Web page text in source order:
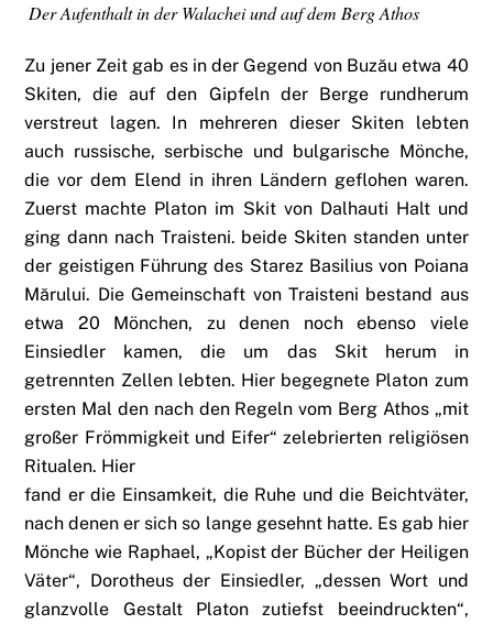
Der Aufenthalt in der Walachei und auf dem Berg Athos
Zu jener Zeit gab es in der Gegend von Buzău etwa 40
Skiten, die auf den Gipfeln der Berge rundherum
verstreut lagen. In mehreren dieser Skiten lebten
auch russische, serbische und bulgarische Mönche,
die vor dem Elend in ihren Ländern geflohen waren.
Zuerst machte Platon im Skit von Dalhauti Halt und
ging dann nach Traisteni. beide Skiten standen unter
der geistigen Führung des Starez Basilius von Poiana
Mărului. Die Gemeinschaft von Traisteni bestand aus
etwa 20 Mönchen, zu denen noch ebenso viele
Einsiedler kamen, die um das Skit herum in
getrennten Zellen lebten. Hier begegnete Platon zum
ersten Mal den nach den Regeln vom Berg Athos „mit
großer Frömmigkeit und Eifer“ zelebrierten religiösen
Ritualen. Hier
fand er die Einsamkeit, die Ruhe und die Beichtväter,
nach denen er sich so lange gesehnt hatte. Es gab hier
Mönche wie Raphael, „Kopist der Bücher der Heiligen
Väter“, Dorotheus der Einsiedler, „dessen Wort und
glanzvolle Gestalt Platon zutiefst beeindruckten“,